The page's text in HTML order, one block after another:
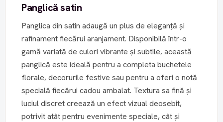
Panglică satin
Panglica din satin adaugă un plus de eleganță și
rafinament fiecărui aranjament. Disponibilă într-o
gamă variată de culori vibrante și subtile, această
panglică este ideală pentru a completa buchetele
florale, decorurile festive sau pentru a oferi o notă
specială fiecărui cadou ambalat. Textura sa fină și
luciul discret creează un efect vizual deosebit,
potrivit atât pentru evenimente speciale, cât și